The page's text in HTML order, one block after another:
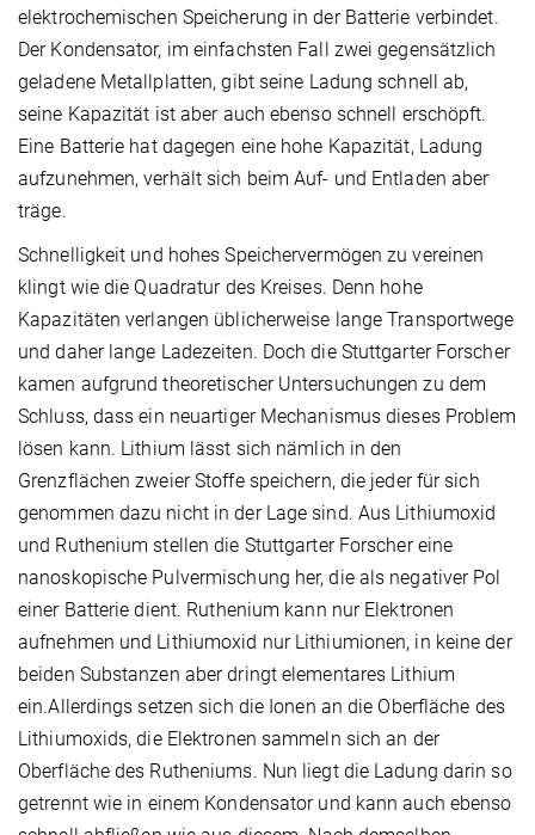
elektrochemischen Speicherung in der Batterie verbindet.
Der Kondensator, im einfachsten Fall zwei gegensätzlich
geladene Metallplatten, gibt seine Ladung schnell ab,
seine Kapazität ist aber auch ebenso schnell erschöpft.
Eine Batterie hat dagegen eine hohe Kapazität, Ladung
aufzunehmen, verhält sich beim Auf- und Entladen aber
träge.
Schnelligkeit und hohes Speichervermögen zu vereinen
klingt wie die Quadratur des Kreises. Denn hohe
Kapazitäten verlangen üblicherweise lange Transportwege
und daher lange Ladezeiten. Doch die Stuttgarter Forscher
kamen aufgrund theoretischer Untersuchungen zu dem
Schluss, dass ein neuartiger Mechanismus dieses Problem
lösen kann. Lithium lässt sich nämlich in den
Grenzflächen zweier Stoffe speichern, die jeder für sich
genommen dazu nicht in der Lage sind. Aus Lithiumoxid
und Ruthenium stellen die Stuttgarter Forscher eine
nanoskopische Pulvermischung her, die als negativer Pol
einer Batterie dient. Ruthenium kann nur Elektronen
aufnehmen und Lithiumoxid nur Lithiumionen, in keine der
beiden Substanzen aber dringt elementares Lithium
ein.Allerdings setzen sich die Ionen an die Oberfläche des
Lithiumoxids, die Elektronen sammeln sich an der
Oberfläche des Rutheniums. Nun liegt die Ladung darin so
getrennt wie in einem Kondensator und kann auch ebenso